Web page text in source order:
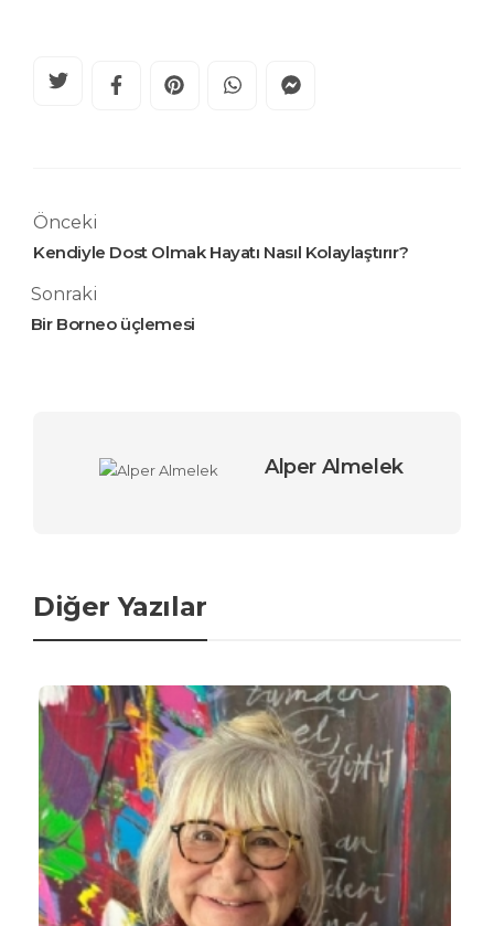
Önceki
Kendiyle Dost Olmak Hayatı Nasıl Kolaylaştırır?
Sonraki
Bir Borneo üçlemesi
Alper Almelek
Diğer Yazılar